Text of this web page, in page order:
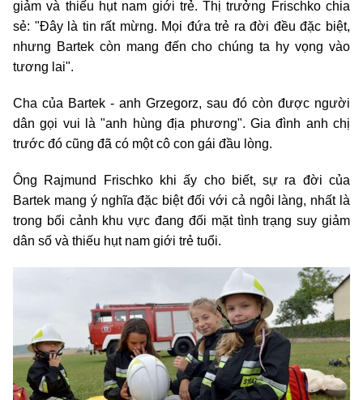
giảm và thiếu hụt nam giới trẻ. Thị trưởng Frischko chia
sẻ: "Đây là tin rất mừng. Mọi đứa trẻ ra đời đều đặc biệt,
nhưng Bartek còn mang đến cho chúng ta hy vọng vào
tương lai".
Cha của Bartek - anh Grzegorz, sau đó còn được người
dân gọi vui là "anh hùng địa phương". Gia đình anh chị
trước đó cũng đã có một cô con gái đầu lòng.
Ông Rajmund Frischko khi ấy cho biết, sự ra đời của
Bartek mang ý nghĩa đặc biệt đối với cả ngôi làng, nhất là
trong bối cảnh khu vực đang đối mặt tình trạng suy giảm
dân số và thiếu hụt nam giới trẻ tuổi.